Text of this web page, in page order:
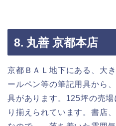
8. 丸善 京都本店
京都ＢＡＬ地下にある、大
ールペン等の筆記用具から
具があります。125坪の売
り揃えられています。書店